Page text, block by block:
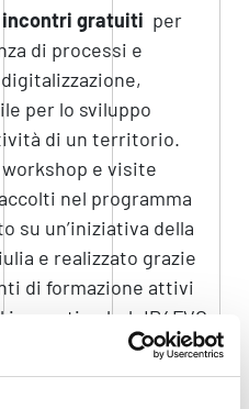
incontri gratuiti per
di processi e
per lo sviluppo
di un territorio.
e visite
nel programma
su un’iniziativa della
e realizzato grazie
di formazione attivi
hub IP4FVG.
mesi di aprile e